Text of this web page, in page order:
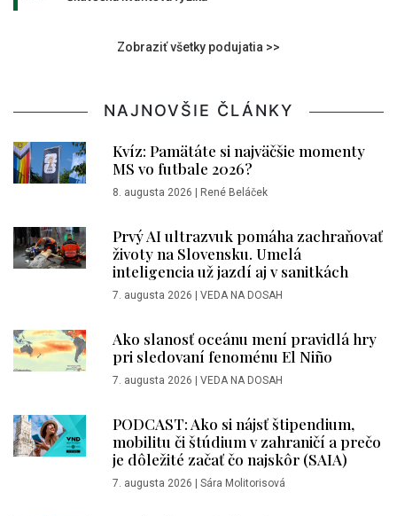
Zobraziť všetky podujatia >>
NAJNOVŠIE ČLÁNKY
Kvíz: Pamätáte si najväčšie momenty
MS vo futbale 2026?
8. augusta 2026 René Beláček
Prvý AI ultrazvuk pomáha zachraňovať
životy na Slovensku. Umelá
inteligencia už jazdí aj v sanitkách
7. augusta 2026 VEDA NA DOSAH
Ako slanosť oceánu mení pravidlá hry
pri sledovaní fenoménu El Niño
7. augusta 2026 VEDA NA DOSAH
PODCAST: Ako si nájsť štipendium,
mobilitu či štúdium v zahraničí a prečo
je dôležité začať čo najskôr (SAIA)
7. augusta 2026 Sára Molitorisová